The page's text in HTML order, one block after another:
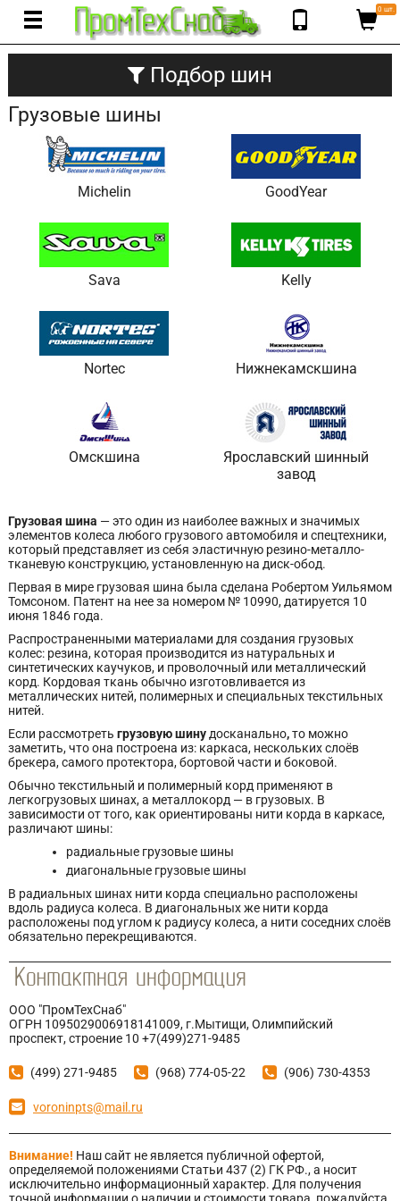
0 шт.
Подбор шин
Грузовые шины
Michelin GoodYear
Sava Kelly
Nortec Нижнекамскшина
Омскшина
Ярославский шинный
завод
Грузовая шина — это один из наиболее важных и значимых
элементов колеса любого грузового автомобиля и спецтехники,
который представляет из себя эластичную резино-металло-
тканевую конструкцию, установленную на диск-обод.
Первая в мире грузовая шина была сделана Робертом Уильямом
Томсоном. Патент на нее за номером № 10990, датируется 10
июня 1846 года.
Распространенными материалами для создания грузовых
колес: резина, которая производится из натуральных и
синтетических каучуков, и проволочный или металлический
корд. Кордовая ткань обычно изготовливается из
металлических нитей, полимерных и специальных текстильных
нитей.
Если рассмотреть грузовую шину досканально,то можно
заметить, что она построена из: каркаса, нескольких слоёв
брекера, самого протектора, бортовой части и боковой.
Обычно текстильный и полимерный корд применяют в
легкогрузовых шинах, а металлокорд — в грузовых. В
зависимости от того, как ориентированы нити корда в каркасе,
различают шины:
радиальные грузовые шины
диагональные грузовые шины
В радиальных шинах нити корда специально расположены
вдоль радиуса колеса. В диагональных же нити корда
расположены под углом к радиусу колеса, а нити соседних слоёв
обязательно перекрещиваются.
ООО "ПромТехСнаб"
ОГРН 1095029006918141009, г.Мытищи, Олимпийский
проспект, строение 10 +7(499)271-9485
(499) 271-9485 (968) 774-05-22 (906) 730-4353
voroninpts@mail.ru
Внимание! Наш сайт не является публичной офертой,
определяемой положениями Статьи 437 (2) ГК РФ., а носит
исключительно информационный характер. Для получения